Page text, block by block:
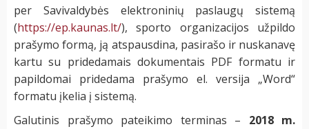
per Savivaldybės elektroninių paslaugų sistemą
(https://ep.kaunas.lt/), sporto organizacijos užpildo
prašymo formą, ją atspausdina, pasirašo ir nuskanavę
kartu su pridedamais dokumentais PDF formatu ir
papildomai pridedama prašymo el. versija „Word“
formatu įkelia į sistemą.
Galutinis prašymo pateikimo terminas – 2018 m.